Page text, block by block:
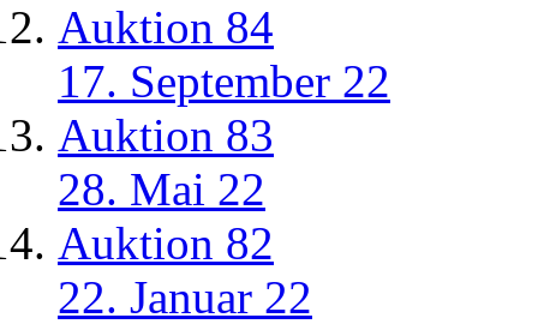
Auktion 84
17. September 22
Auktion 83
28. Mai 22
Auktion 82
22. Januar 22